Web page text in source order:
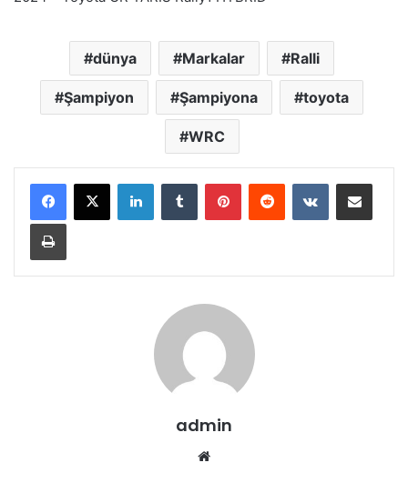
dünya Markalar Ralli
Şampiyon Şampiyona toyota
WRC
LinkedInTumblr PinterestReddit VKontakteE-Posta ile paylaş
Yazdır
admin